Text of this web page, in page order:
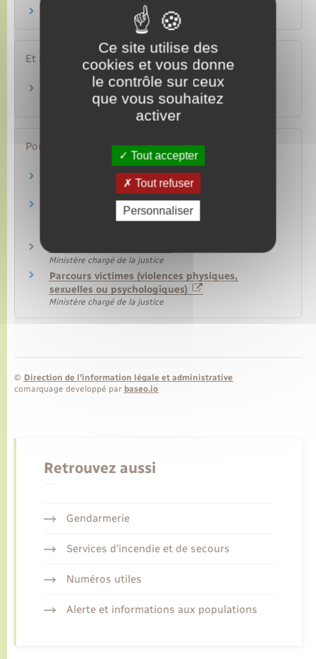
Enfant en danger : comment le signaler ?
Et aussi
Viol commis sur une personne majeure
Pour en savoir plus
Les administrateurs ad hoc
Ministère chargé de la justice
Guides pratiques sur la protection de l'enfance
Ministère chargé de la justice
Parcours victimes (violences physiques,
sexuelles ou psychologiques)
Ministère chargé de la justice
© Direction de l’information légale et administrative
comarquage developpé par baseo.io
Retrouvez aussi
Gendarmerie
Services d’incendie et de secours
Numéros utiles
Alerte et informations aux populations
Ce site utilise des
cookies et vous donne
le contrôle sur ceux
que vous souhaitez
activer
Tout accepter
Tout refuser
Personnaliser